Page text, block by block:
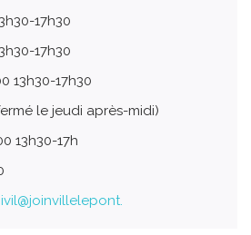
17h30
17h30
13h30-17h30
le jeudi après-midi)
13h30-17h